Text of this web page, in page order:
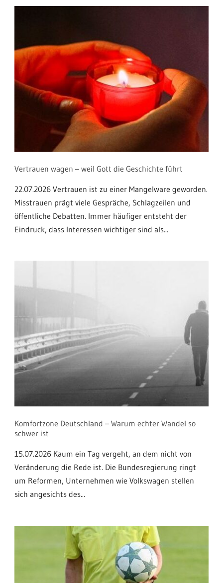
Vertrauen wagen – weil Gott die Geschichte führt
22.07.2026 Vertrauen ist zu einer Mangelware geworden.
Misstrauen prägt viele Gespräche, Schlagzeilen und
öffentliche Debatten. Immer häufiger entsteht der
Eindruck, dass Interessen wichtiger sind als...
Komfortzone Deutschland – Warum echter Wandel so
schwer ist
15.07.2026 Kaum ein Tag vergeht, an dem nicht von
Veränderung die Rede ist. Die Bundesregierung ringt
um Reformen, Unternehmen wie Volkswagen stellen
sich angesichts des...